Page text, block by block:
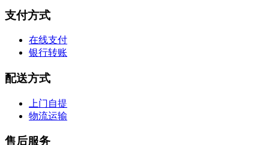
支付方式
在线支付
银行转账
配送方式
上门自提
物流运输
售后服务